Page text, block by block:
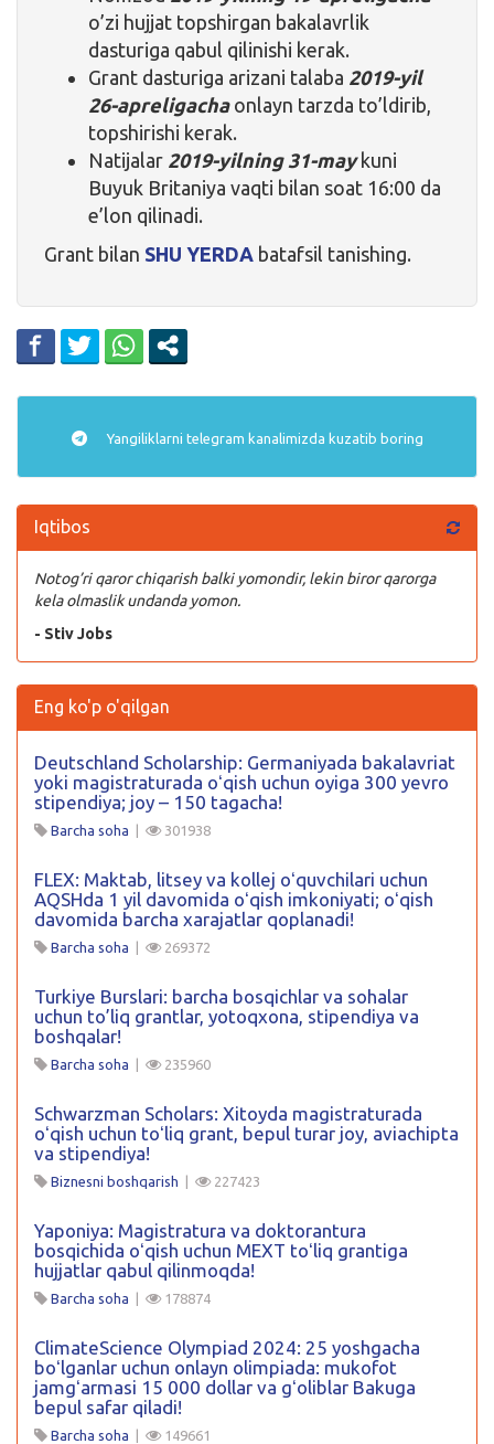
o’zi hujjat topshirgan bakalavrlik
dasturiga qabul qilinishi kerak.
Grant dasturiga arizani talaba 2019-yil
26-apreligachaonlayn tarzda to’ldirib,
topshirishi kerak.
Natijalar 2019-yilning 31-maykuni
Buyuk Britaniya vaqti bilan soat 16:00 da
e’lon qilinadi.
Grant bilan SHU YERDA batafsil tanishing.
Yangiliklarni telegram kanalimizda kuzatib boring
Iqtibos
Notog’ri qaror chiqarish balki yomondir, lekin biror qarorga
kela olmaslik undanda yomon.
- Stiv Jobs
Eng ko'p o'qilgan
Deutschland Scholarship: Germaniyada bakalavriat
yoki magistraturada oʻqish uchun oyiga 300 yevro
stipendiya; joy – 150 tagacha!
Barcha soha | 301938
FLEX: Maktab, litsey va kollej oʻquvchilari uchun
AQSHda 1 yil davomida oʻqish imkoniyati; oʻqish
davomida barcha xarajatlar qoplanadi!
Barcha soha | 269372
Turkiye Burslari: barcha bosqichlar va sohalar
uchun to’liq grantlar, yotoqxona, stipendiya va
boshqalar!
Barcha soha | 235960
Schwarzman Scholars: Xitoyda magistraturada
oʻqish uchun toʻliq grant, bepul turar joy, aviachipta
va stipendiya!
Biznesni boshqarish | 227423
Yaponiya: Magistratura va doktorantura
bosqichida oʻqish uchun MEXT toʻliq grantiga
hujjatlar qabul qilinmoqda!
Barcha soha | 178874
ClimateScience Olympiad 2024: 25 yoshgacha
boʻlganlar uchun onlayn olimpiada: mukofot
jamgʻarmasi 15 000 dollar va gʻoliblar Bakuga
bepul safar qiladi!
Barcha soha | 149661